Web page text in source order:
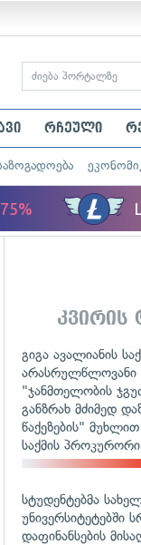
რჩეული
კვირის
გიგა ავალიანის
არასრულწლოვანი
"ჯანმთელობის
განზრახ მძიმედ
წაქეზების"
საქმის პროკურორი
სტუდენტებმა
უნივერსიტეტებში
დაფინანსების